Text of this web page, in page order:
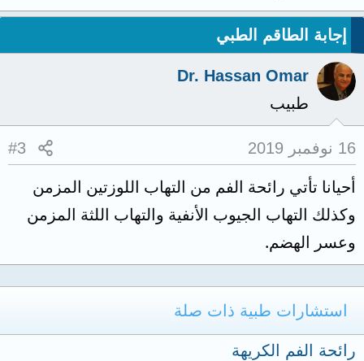
إجابة الطاقم الطبي
Dr. Hassan Omar
طبيب
16 نوفمبر 2019 #3
أحيانا تأتي رائحة الفم من التهاب اللوزتين المزمن
وكذلك التهاب الجيوب الأنفية والتهاب اللثة المزمن
وعسر الهضم.
استشارات طبية ذات صلة
رائحة الفم الكريهة